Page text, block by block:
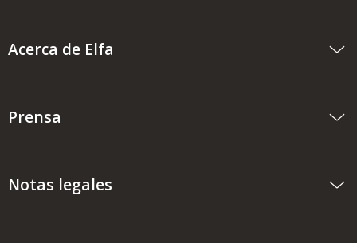
Acerca de Elfa
Prensa
Notas legales